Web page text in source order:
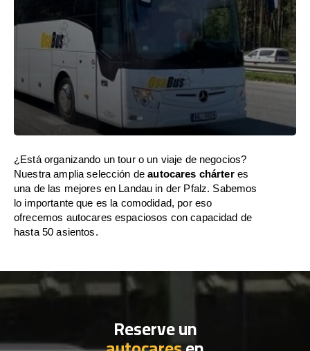
¿Está organizando un tour o un viaje de negocios?
Nuestra amplia selección deautocares chárteres
una de las mejores en Landau in der Pfalz. Sabemos
lo importante que es la comodidad, por eso
ofrecemos autocares espaciosos con capacidad de
hasta 50 asientos.
Reserve un